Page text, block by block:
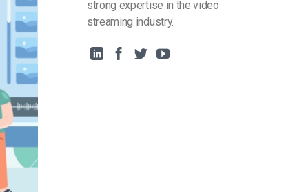
strong expertise in the video
streaming industry.